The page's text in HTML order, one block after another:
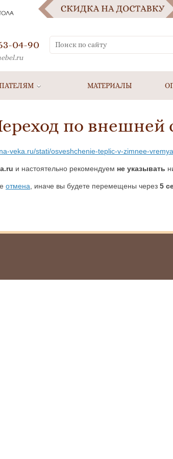
04-90
МАТЕРИАЛЫ
по внешней
veka.ru/stati/osveshchenie-teplic-v-zimnee-
и настоятельно рекомендуем не указывать
отмена , иначе вы будете перемещены через 5